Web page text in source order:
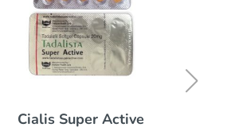
Cialis Super Active